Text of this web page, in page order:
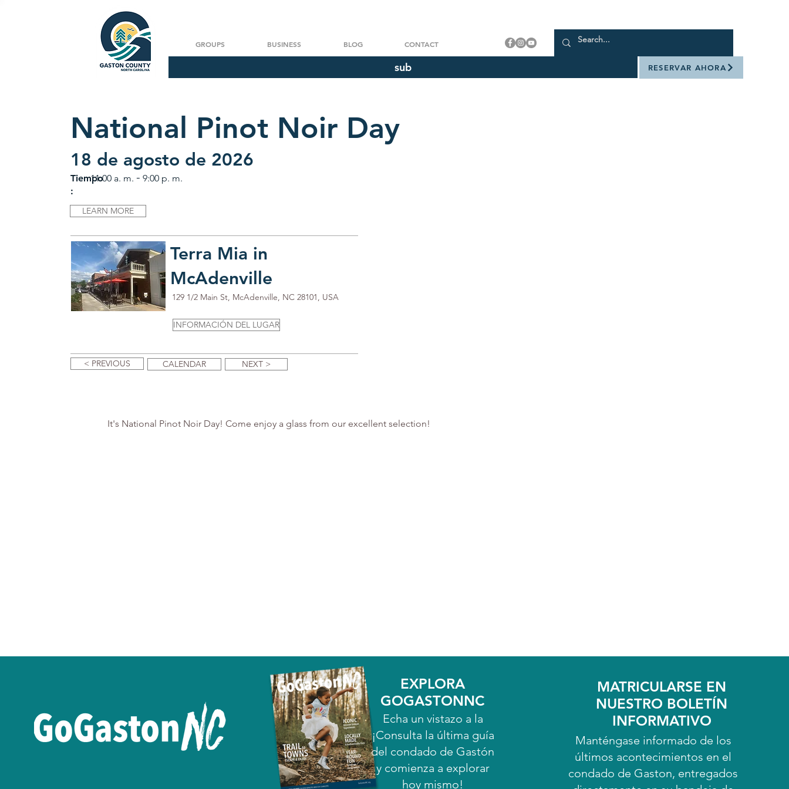
GROUPS BUSINESS BLOG CONTACT
sub RESERVAR AHORA
National Pinot Noir Day
18 de agosto de 2026
Tiempo
:
11:00 a. m. - 9:00 p. m.
LEARN MORE
Terra Mia in
McAdenville
129 1/2 Main St, McAdenville, NC 28101, USA
INFORMACIÓN DEL LUGAR
< PREVIOUS CALENDAR NEXT >
It's National Pinot Noir Day! Come enjoy a glass from our excellent selection!
EXPLORA
GOGASTONNC
Echa un vistazo a la
¡Consulta la última guía
del condado de Gastón
y comienza a explorar
hoy mismo!
MATRICULARSE EN
NUESTRO BOLETÍN
INFORMATIVO
Manténgase informado de los
últimos acontecimientos en el
condado de Gaston, entregados